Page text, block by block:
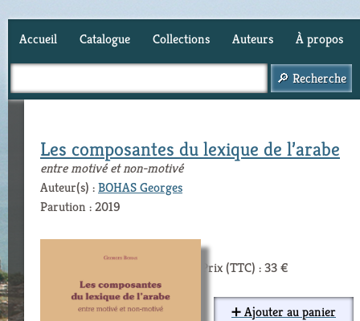
Accueil Catalogue Collections Auteurs À propos
Les composantes du lexique de l’arabe
entre motivé et non-motivé
Auteur(s) :BOHAS Georges
Parution : 2019
Prix (TTC) : 33 €
➕ Ajouter au panier